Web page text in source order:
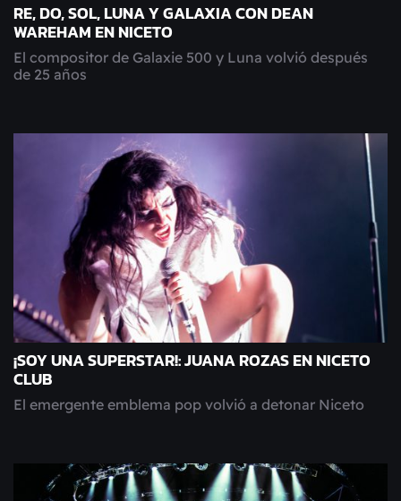
RE, DO, SOL, LUNA Y GALAXIA CON DEAN
WAREHAM EN NICETO
El compositor de Galaxie 500 y Luna volvió después
de 25 años
¡SOY UNA SUPERSTAR!: JUANA ROZAS EN NICETO
CLUB
El emergente emblema pop volvió a detonar Niceto